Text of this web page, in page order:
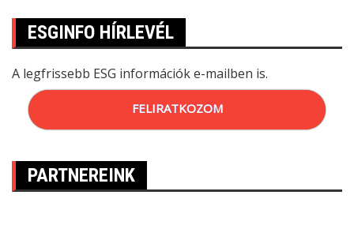
ESGINFO HÍRLEVÉL
A legfrissebb ESG információk e-mailben is.
FELIRATKOZOM
PARTNEREINK